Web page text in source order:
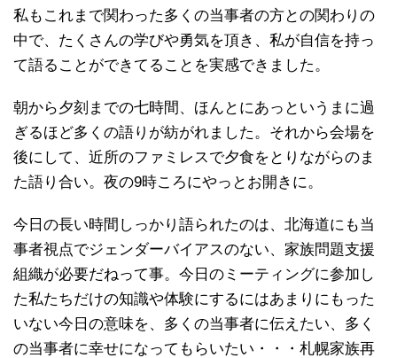
私もこれまで関わった多くの当事者の方との関わりの
中で、たくさんの学びや勇気を頂き、私が自信を持っ
て語ることができてることを実感できました。
朝から夕刻までの七時間、ほんとにあっというまに過
ぎるほど多くの語りが紡がれました。それから会場を
後にして、近所のファミレスで夕食をとりながらのま
た語り合い。夜の9時ころにやっとお開きに。
今日の長い時間しっかり語られたのは、北海道にも当
事者視点でジェンダーバイアスのない、家族問題支援
組織が必要だねって事。今日のミーティングに参加し
た私たちだけの知識や体験にするにはあまりにもった
いない今日の意味を、多くの当事者に伝えたい、多く
の当事者に幸せになってもらいたい・・・札幌家族再